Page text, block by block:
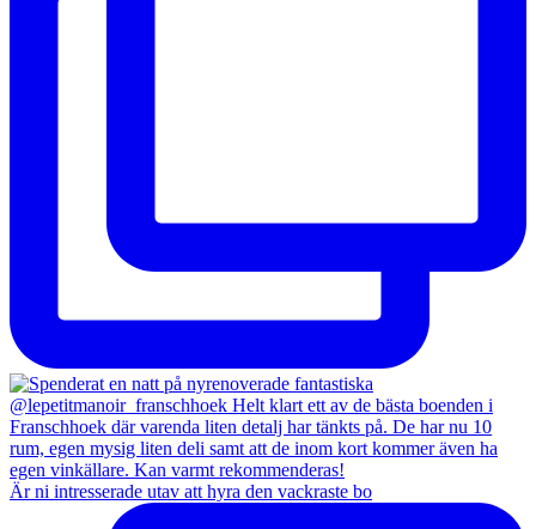
Är ni intresserade utav att hyra den vackraste bo